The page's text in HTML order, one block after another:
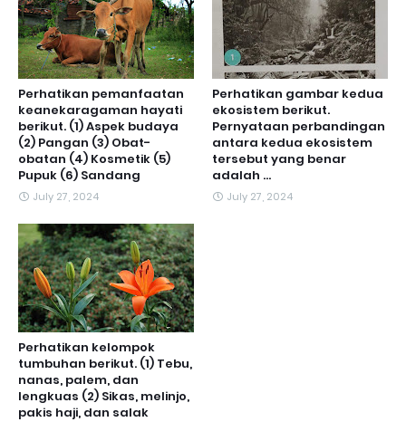
Perhatikan pemanfaatan
keanekaragaman hayati
berikut. (1) Aspek budaya
(2) Pangan (3) Obat-
obatan (4) Kosmetik (5)
Pupuk (6) Sandang
July 27, 2024
Perhatikan gambar kedua
ekosistem berikut.
Pernyataan perbandingan
antara kedua ekosistem
tersebut yang benar
adalah ...
July 27, 2024
Perhatikan kelompok
tumbuhan berikut. (1) Tebu,
nanas, palem, dan
lengkuas (2) Sikas, melinjo,
pakis haji, dan salak